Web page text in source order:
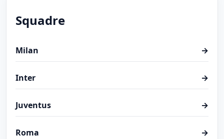
Squadre
Milan →
Inter →
Juventus →
Roma →